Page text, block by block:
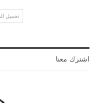
تحميل
اشترك معنا